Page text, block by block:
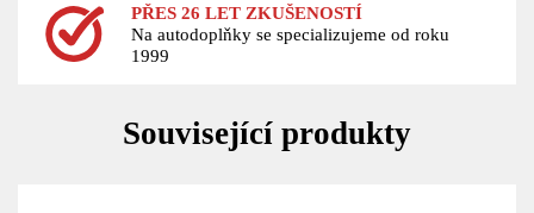
PŘES 26 LET ZKUŠENOSTÍ
Na autodoplňky se specializujeme od roku
1999
Související produkty